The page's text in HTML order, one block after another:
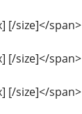
[/size]</span>
[/size]</span>
[/size]</span>